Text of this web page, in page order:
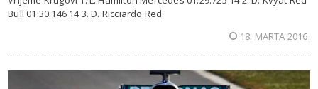
Bull 01:30.146 14 3. D. Ricciardo Red
18. MARTA 2016.